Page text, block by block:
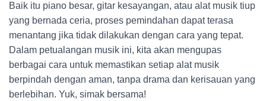
Baik itu piano besar, gitar kesayangan, atau alat musik tiup
yang bernada ceria, proses pemindahan dapat terasa
menantang jika tidak dilakukan dengan cara yang tepat.
Dalam petualangan musik ini, kita akan mengupas
berbagai cara untuk memastikan setiap alat musik
berpindah dengan aman, tanpa drama dan kerisauan yang
berlebihan. Yuk, simak bersama!